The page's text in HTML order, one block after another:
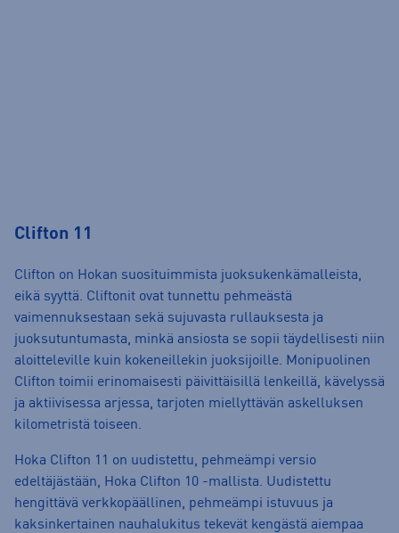
Clifton 11
Clifton on Hokan suosituimmista juoksukenkämalleista,
eikä syyttä. Cliftonit ovat tunnettu pehmeästä
vaimennuksestaan sekä sujuvasta rullauksesta ja
juoksutuntumasta, minkä ansiosta se sopii täydellisesti niin
aloitteleville kuin kokeneillekin juoksijoille. Monipuolinen
Clifton toimii erinomaisesti päivittäisillä lenkeillä, kävelyssä
ja aktiivisessa arjessa, tarjoten miellyttävän askelluksen
kilometristä toiseen.
Hoka Clifton 11 on uudistettu, pehmeämpi versio
edeltäjästään, Hoka Clifton 10 -mallista. Uudistettu
hengittävä verkkopäällinen, pehmeämpi istuvuus ja
kaksinkertainen nauhalukitus tekevät kengästä aiempaa